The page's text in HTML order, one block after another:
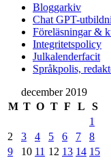
Bloggarkiv
Chat GPT-
Föreläsningar &
Integritetspolicy
Julkalenderfacit
Språkpolis,
Sidopanel
december 2019
M T O T F L
S
1
2
3 4 5 6 7
8
9
10 11 12 13 14 15